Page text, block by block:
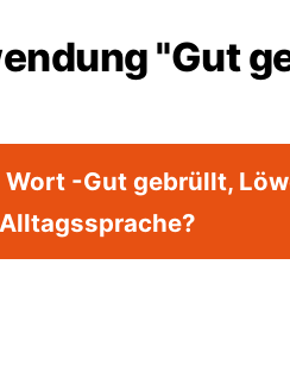
"Gut
-Gut gebrüllt,
Alltagssprache?